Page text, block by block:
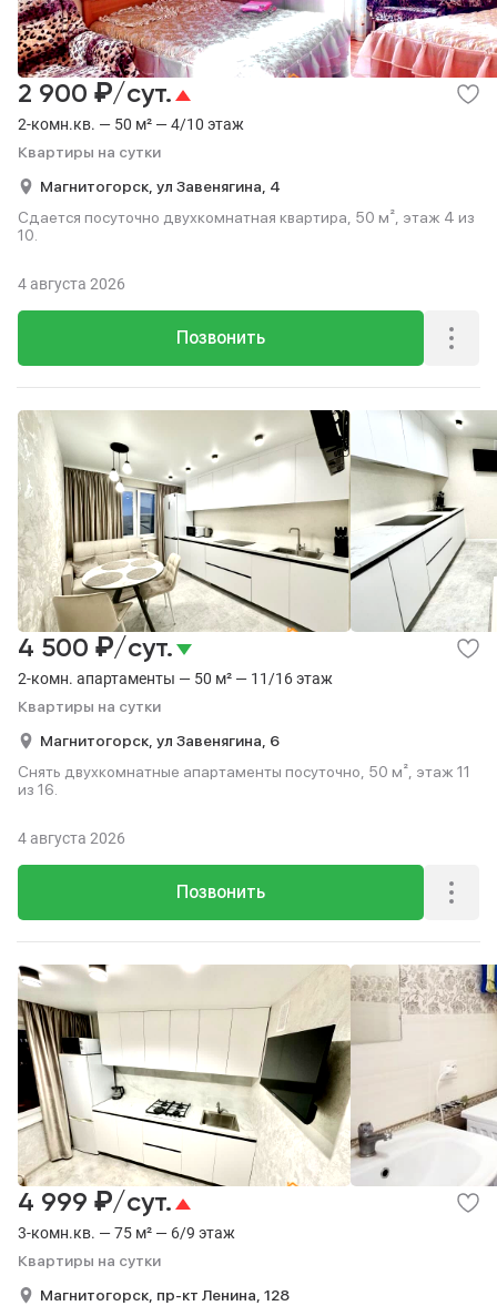
2-комн.кв. — 50 м² — 4/10 этаж
Квартиры на сутки
2 900 ₽/сут.
Магнитогорск, ул Завенягина, 4
Сдается посуточно двухкомнатная квартира, 50 м², этаж 4 из
10.
Позвонить
4 августа 2026
2-комн. апартаменты — 50 м² — 11/16 этаж
Квартиры на сутки
4 500 ₽/сут.
Магнитогорск, ул Завенягина, 6
Снять двухкомнатные апартаменты посуточно, 50 м², этаж 11
из 16.
Позвонить
4 августа 2026
3-комн.кв. — 75 м² — 6/9 этаж
Квартиры на сутки
4 999 ₽/сут.
Магнитогорск, пр-кт Ленина, 128